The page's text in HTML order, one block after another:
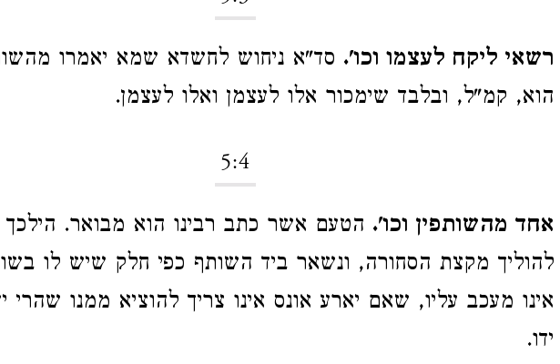
רשאי ליקח לעצמו וכו'. סד"א ניחוש לחשדא שמא יאמרו
הוא, קמ"ל, ובלבד שימכור אלו לעצמן ואלו לעצמן.
5:4
אחד מהשותפין וכו'. הטעם אשר כתב רבינו הוא מבואר.
להוליך מקצת הסחורה, ונשאר ביד השותף כפי חלק שיש לו
אינו מעכב עליו, שאם יארע אונס אינו צריך להוציא ממנו
ידו.